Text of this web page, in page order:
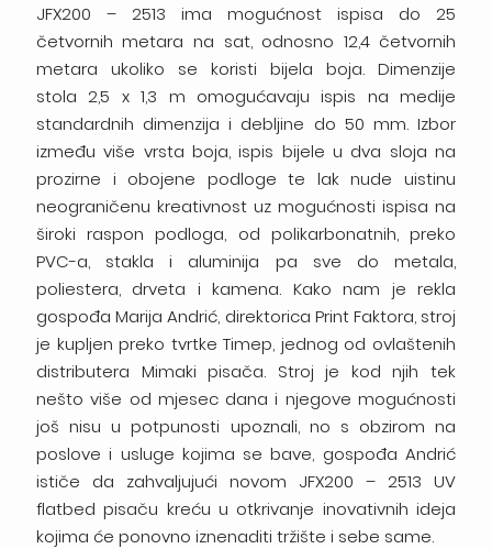
JFX200 – 2513 ima mogućnost ispisa do 25
četvornih metara na sat, odnosno 12,4 četvornih
metara ukoliko se koristi bijela boja. Dimenzije
stola 2,5 x 1,3 m omogućavaju ispis na medije
standardnih dimenzija i debljine do 50 mm. Izbor
između više vrsta boja, ispis bijele u dva sloja na
prozirne i obojene podloge te lak nude uistinu
neograničenu kreativnost uz mogućnosti ispisa na
široki raspon podloga, od polikarbonatnih, preko
PVC-a, stakla i aluminija pa sve do metala,
poliestera, drveta i kamena. Kako nam je rekla
gospođa Marija Andrić, direktorica Print Faktora, stroj
je kupljen preko tvrtke Timep, jednog od ovlaštenih
distributera Mimaki pisača. Stroj je kod njih tek
nešto više od mjesec dana i njegove mogućnosti
još nisu u potpunosti upoznali, no s obzirom na
poslove i usluge kojima se bave, gospođa Andrić
ističe da zahvaljujući novom JFX200 – 2513 UV
flatbed pisaču kreću u otkrivanje inovativnih ideja
kojima će ponovno iznenaditi tržište i sebe same.